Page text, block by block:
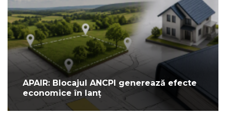
APAIR: Blocajul ANCPI generează efecte
economice în lanț